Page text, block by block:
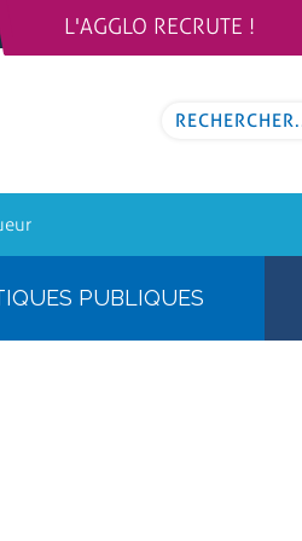
L'AGGLO RECRUTE !
PUBLIQUES